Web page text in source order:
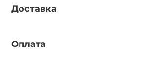
Доставка
Оплата